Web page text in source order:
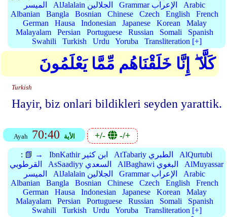
الميسر
AlJalalain الجلالين Grammar الإعراب
Arabic
Albanian
Bangla Bosnian Chinese Czech English
French
German
Hausa Indonesian Japanese Korean
Malay
Malayalam
Persian Portuguese Russian Somali
Spanish
Swahili
Turkish Urdu Yoruba Transliteration [+]
كَلَّا ۖ إِنَّا خَلَقْنَاهُم مِّمَّا يَعْلَمُونَ
Turkish
Hayir, biz onlari bildikleri seyden yarattik.
Ayah 70:40 الأية +/- -/+
: 📗 → IbnKathir ابن كثير AtTabariy الطبري
AlQurtubi
القرطوبي
AsSaadiyy السعدي AlBaghawi البغوي
AlMuyassar
الميسر
AlJalalain الجلالين Grammar الإعراب
Arabic
Albanian
Bangla Bosnian Chinese Czech English
French
German
Hausa Indonesian Japanese Korean
Malay
Malayalam
Persian Portuguese Russian Somali
Spanish
Swahili
Turkish Urdu Yoruba Transliteration [+]